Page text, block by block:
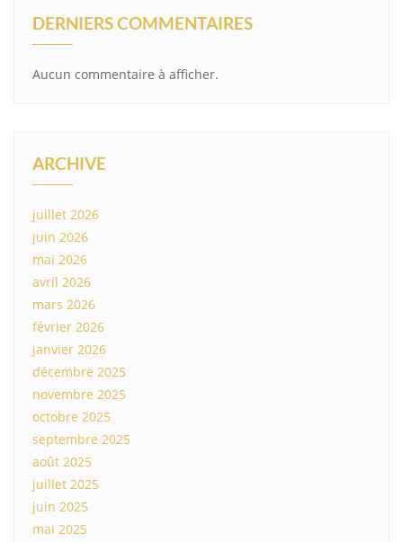
DERNIERS COMMENTAIRES
Aucun commentaire à afficher.
ARCHIVE
juillet 2026
juin 2026
mai 2026
avril 2026
mars 2026
février 2026
janvier 2026
décembre 2025
novembre 2025
octobre 2025
septembre 2025
août 2025
juillet 2025
juin 2025
mai 2025